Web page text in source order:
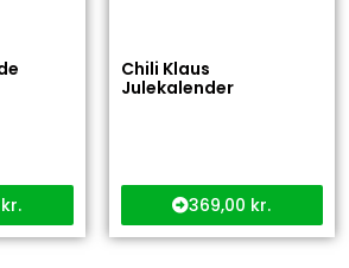
kr.
Chili Klaus
Julekalender
369,00 kr.